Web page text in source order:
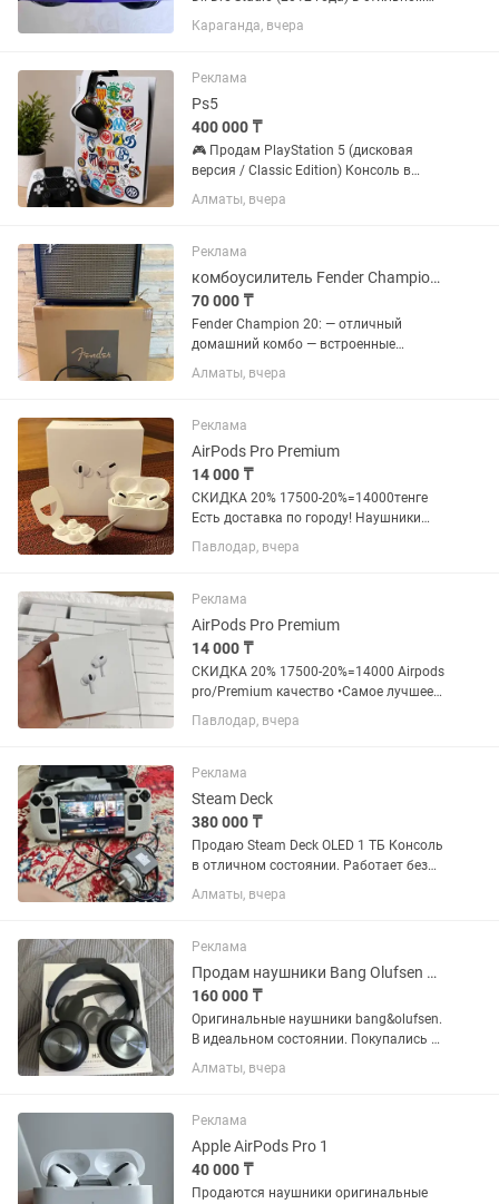
фиолетовом цвете. Состояние: –
Хорошее, аккуратное использование –
незначительные...
Караганда, вчера
Реклама
Ps5
400 000 ₸
🎮 Продам PlayStation 5 (дисковая
версия / Classic Edition) Консоль в
отличном состоянии, полностью
исправна, готова к игре сразу после
PlayStation 5 (дисковая...
Алматы, вчера
Реклама
комбоусилитель Fender Champion 20
70 000 ₸
Fender Champion 20: — отличный
домашний комбо — встроенные
эффекты — хороший clean и перегруз —
выход на наушники — провод тоже
Алматы, вчера
Реклама
AirPods Pro Premium
14 000 ₸
СКИДКА 20% 17500-20%=14000тенге
Есть доставка по городу! Наушники
новые запакованные Airpods
pro/Premium качество •Самое лучшее
любым...
Павлодар, вчера
Реклама
AirPods Pro Premium
14 000 ₸
СКИДКА 20% 17500-20%=14000 Airpods
pro/Premium качество •Самое лучшее
качество •Наушники совместимы с
любым телефоном •Шумоподавление
•Прилегание к ушам для выбора...
Павлодар, вчера
Реклама
Steam Deck
380 000 ₸
Продаю Steam Deck OLED 1 ТБ Консоль
в отличном состоянии. Работает без
нареканий, экран без дефектов, все
кнопки, стики и триггеры полностью
Алматы, вчера
Реклама
Продам наушники Bang Olufsen HX
160 000 ₸
Оригинальные наушники bang&olufsen.
В идеальном состоянии. Покупались в
iSpace. Имеется оригинальная коробка,
сумка, зарядка и переходник aux
Алматы, вчера
Реклама
Apple AirPods Pro 1
40 000 ₸
Продаются наушники оригинальные